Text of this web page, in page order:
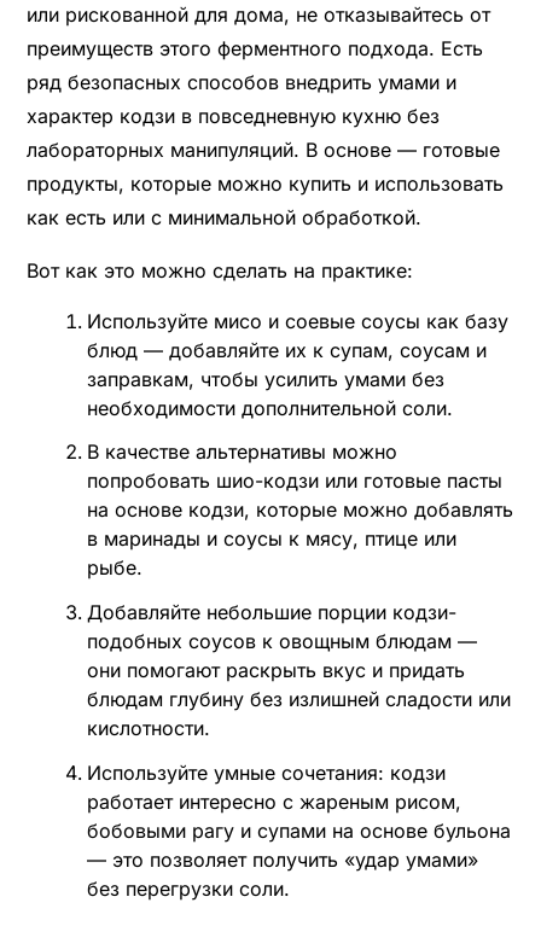
или рискованной для дома, не отказывайтесь от
преимуществ этого ферментного подхода. Есть
ряд безопасных способов внедрить умами и
характер кодзи в повседневную кухню без
лабораторных манипуляций. В основе — готовые
продукты, которые можно купить и использовать
как есть или с минимальной обработкой.
Вот как это можно сделать на практике:
Используйте мисо и соевые соусы как базу
блюд — добавляйте их к супам, соусам и
заправкам, чтобы усилить умами без
необходимости дополнительной соли.
В качестве альтернативы можно
попробовать шио-кодзи или готовые пасты
на основе кодзи, которые можно добавлять
в маринады и соусы к мясу, птице или
рыбе.
Добавляйте небольшие порции кодзи-
подобных соусов к овощным блюдам —
они помогают раскрыть вкус и придать
блюдам глубину без излишней сладости или
кислотности.
Используйте умные сочетания: кодзи
работает интересно с жареным рисом,
бобовыми рагу и супами на основе бульона
— это позволяет получить «удар умами»
без перегрузки соли.